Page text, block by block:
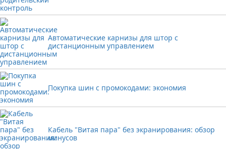
Автоматические карнизы для штор с
дистанционным управлением
Покупка шин с промокодами: экономия
Кабель "Витая пара" без экранирования: обзор
минусов